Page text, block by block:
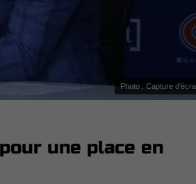
Photo : Capture
une place en